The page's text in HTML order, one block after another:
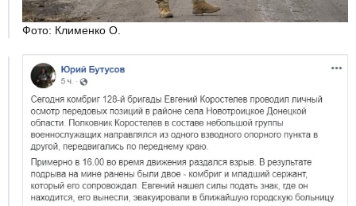
Фото: Клименко О.